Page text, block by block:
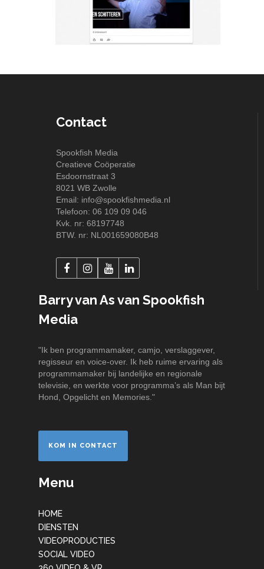
Contact
Spookfish Media
Creatieve Coöperatie
Esdoornstraat 3
8021 WB Zwolle
Email: info@spookfishmedia.nl
Telefoon: 06 109 09 046
Kvk. nr: 68197748
BTW. nr: NL001659080B48
Barry van As van Spookfish
Media
"Ik ben programmamaker, camjo, verslaggever,
regisseur en voice-over. Ik heb ruime ervaring als
programmamaker bij landelijke en regionale
televisie, en werkte voor programma’s als Man bijt
Hond, Opgelicht en Memories."
KOM IN CONTACT
Menu
HOME
DIENSTEN
VIDEOPRODUCTIES
SOCIAL VIDEO